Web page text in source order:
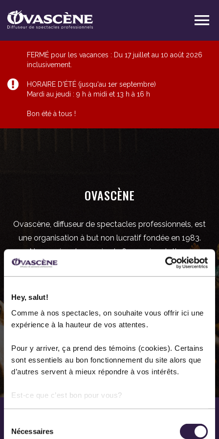
Hey, salut!
Comme à nos spectacles, on souhaite vous offrir ici une
expérience à la hauteur de vos attentes.
Pour y arriver, ça prend des témoins (cookies). Certains
sont essentiels au bon fonctionnement du site alors que
d’autres servent à mieux répondre à vos intérêts.
Est-ce que c’est bon pour vous?
Nécessaires
FERMÉ pour les vacances : Du 17 juillet au 10 août 2026
inclusivement.
HORAIRE D'ÉTÉ (jusqu'au 1er septembre)
Mardi au jeudi : 9 h à midi et 13 h à 16 h
Bon été à tous !
OVASCÈNE
Ovascène, diffuseur de spectacles professionnels, est
une organisation à but non lucratif fondée en 1983.
Nous présentons près de 60 représentations
annuellement dans les différentes disciplines des arts
de la scène. Notre principal lieu de diffusion est la salle